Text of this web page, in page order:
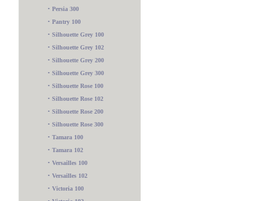
• Persia 300
• Pantry 100
• Silhouette Grey 100
• Silhouette Grey 102
• Silhouette Grey 200
• Silhouette Grey 300
• Silhouette Rose 100
• Silhouette Rose 102
• Silhouette Rose 200
• Silhouette Rose 300
• Tamara 100
• Tamara 102
• Versailles 100
• Versailles 102
• Victoria 100